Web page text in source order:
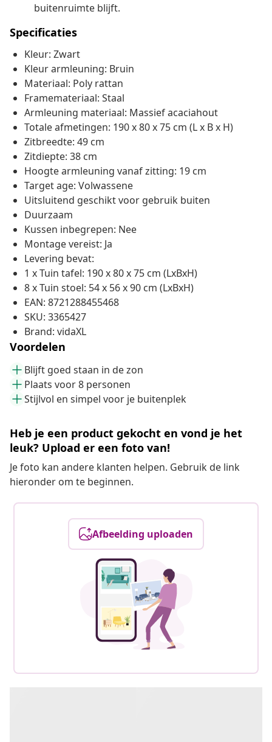
buitenruimte blijft.
Specificaties
Kleur: Zwart
Kleur armleuning: Bruin
Materiaal: Poly rattan
Framemateriaal: Staal
Armleuning materiaal: Massief acaciahout
Totale afmetingen: 190 x 80 x 75 cm (L x B x H)
Zitbreedte: 49 cm
Zitdiepte: 38 cm
Hoogte armleuning vanaf zitting: 19 cm
Target age: Volwassene
Uitsluitend geschikt voor gebruik buiten
Duurzaam
Kussen inbegrepen: Nee
Montage vereist: Ja
Levering bevat:
1 x Tuin tafel: 190 x 80 x 75 cm (LxBxH)
8 x Tuin stoel: 54 x 56 x 90 cm (LxBxH)
EAN: 8721288455468
SKU: 3365427
Brand: vidaXL
Voordelen
Blijft goed staan in de zon
Plaats voor 8 personen
Stijlvol en simpel voor je buitenplek
Heb je een product gekocht en vond je het
leuk? Upload er een foto van!
Je foto kan andere klanten helpen. Gebruik de link
hieronder om te beginnen.
Afbeelding uploaden